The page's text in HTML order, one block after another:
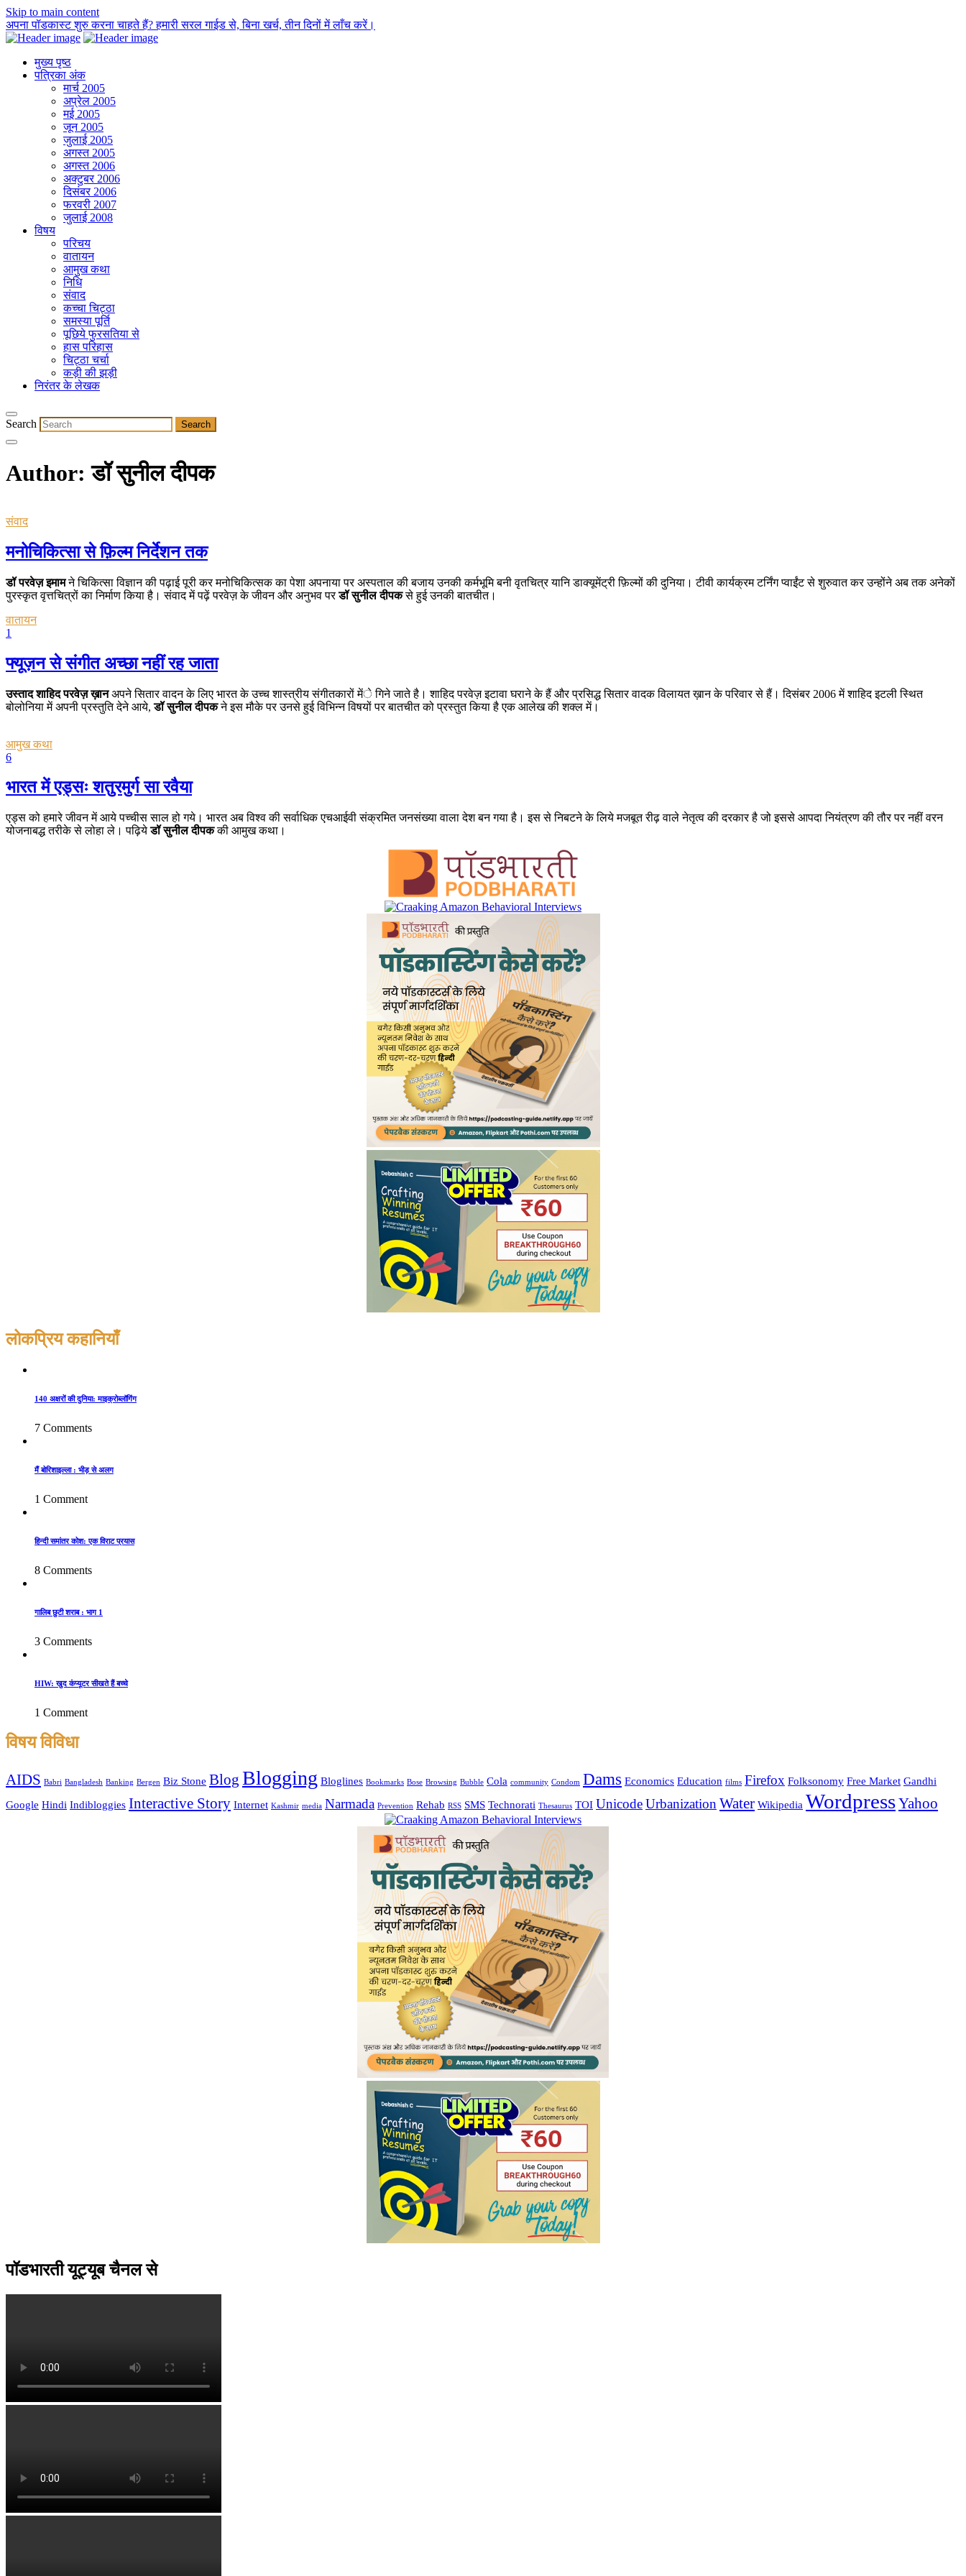
Skip to main content
अपना पॉडकास्ट शुरु करना चाहते हैं? हमारी सरल गाईड से, बिना खर्च, तीन दिनों में लाँच करें।
मुख्य पृष्ठ
पत्रिका अंक
मार्च 2005
अप्रेल 2005
मई 2005
जून 2005
जुलाई 2005
अगस्त 2005
अगस्त 2006
अक्टुबर 2006
दिसंबर 2006
फरवरी 2007
जुलाई 2008
विषय
परिचय
वातायन
आमुख कथा
निधि
संवाद
कच्चा चिट्ठा
समस्या पूर्ति
पूछिये फुरसतिया से
हास परिहास
चिट्ठा चर्चा
कड़ी की झड़ी
निरंतर के लेखक
Search
Author: डॉ सुनील दीपक
संवाद
मनोचिकित्सा से फ़िल्म निर्देशन तक
डॉ परवेज़ इमामने चिकित्सा विज्ञान की पढ़ाई पूरी कर मनोचिकित्सक का पेशा अपनाया पर अस्पताल की बजाय उनकी कर्मभूमि बनी वृतचित्र यानि डाक्यूमेंट्री फ़िल्मों की दुनिया। टीवी कार्यक्रम टर्निंग प्वाईंट से शुरुवात कर उन्होंने अब तक अनेकों
पुरस्कृत वृत्तचित्रों का निर्माण किया है। संवाद में पढ़ें परवेज़ के जीवन और अनुभव परडॉ सुनील दीपकसे हुई उनकी बातचीत।
वातायन
1
फ्यूज़न से संगीत अच्छा नहीं रह जाता
उस्ताद शाहिद परवेज़ ख़ानअपने सितार वादन के लिए भारत के उच्च शास्त्रीय संगीतकारों मेंे गिने जाते है। शाहिद परवेज़ इटावा घराने के हैं और प्रसिद्ध सितार वादक विलायत ख़ान के परिवार से हैं। दिसंबर 2006 में शाहिद इटली स्थित
बोलोनिया में अपनी प्रस्तुति देने आये,डॉ सुनील दीपकने इस मौके पर उनसे हुई विभिन्न विषयों पर बातचीत को प्रस्तुत किया है एक आलेख की शक्ल में।
आमुख कथा
6
भारत में एड्सः शतुरमुर्ग सा रवैया
एड्स को हमारे जीवन में आये पच्चीस साल हो गये। भारत अब विश्व की सर्वाधिक एचआईवी संक्रमित जनसंख्या वाला देश बन गया है। इस से निबटने के लिये मजबूत रीढ़ वाले नेतृत्व की दरकार है जो इससे आपदा नियंत्रण की तौर पर नहीं वरन
योजनाबद्ध तरीके से लोहा ले। पढ़ियेडॉ सुनील दीपककी आमुख कथा।
लोकप्रिय कहानियाँ
140 अक्षरों की दुनिया: माइक्रोब्लॉगिंग
7 Comments
मैं बोरिशाइल्ला : भीड़ से अलग
1 Comment
हिन्दी समांतर कोश: एक विराट प्रयास
8 Comments
गालिब छुटी शराब : भाग 1
3 Comments
HIW: खुद कंप्यूटर सीखते हैं बच्चे
1 Comment
विषय विविधा
AIDS Babri Bangladesh Banking Bergen Biz Stone Blog Blogging Bloglines Bookmarks Bose Browsing Bubble Cola community Condom Dams Economics Education films Firefox Folksonomy Free Market Gandhi
Google Hindi Indibloggies Interactive Story Internet Kashmir media Narmada Prevention Rehab RSS SMS Technorati Thesaurus TOI UnicodeUrbanizationWater Wikipedia WordpressYahoo
पॉडभारती यूट्यूब चैनल से